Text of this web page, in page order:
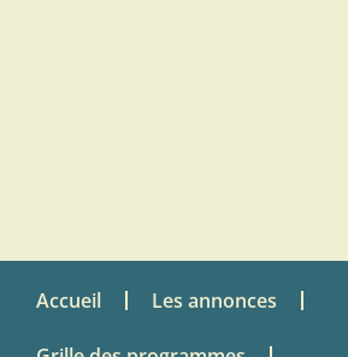
Accueil Les annonces